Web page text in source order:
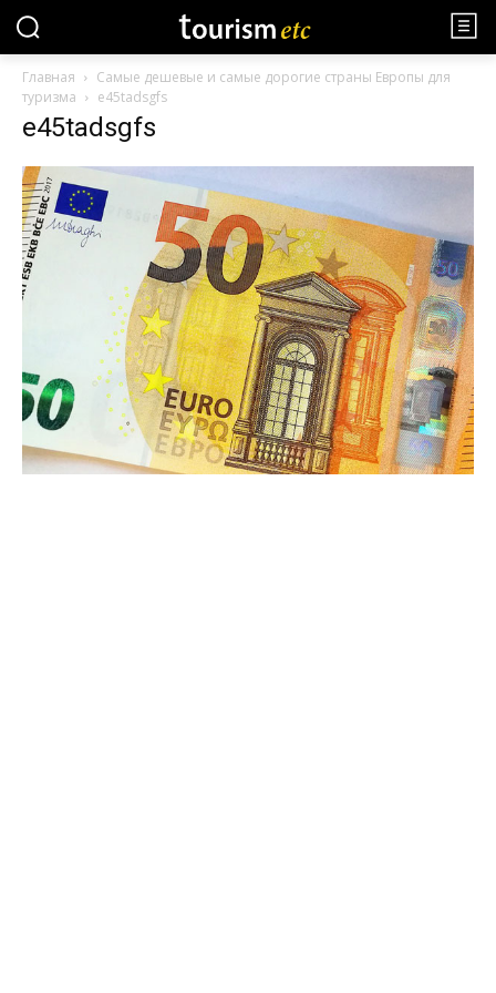
Главная
Самые дешевые и самые дорогие страны Европы для
туризма
e45tadsgfs
e45tadsgfs